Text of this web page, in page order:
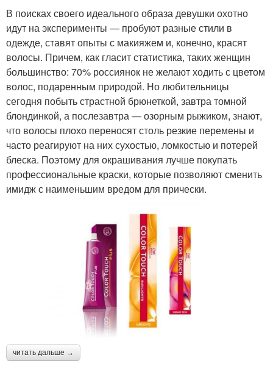
В поисках своего идеального образа девушки охотно
идут на эксперименты — пробуют разные стили в
одежде, ставят опыты с макияжем и, конечно, красят
волосы. Причем, как гласит статистика, таких женщин
большинство: 70% россиянок не желают ходить с цветом
волос, подаренным природой. Но любительницы
сегодня побыть страстной брюнеткой, завтра томной
блондинкой, а послезавтра — озорным рыжиком, знают,
что волосы плохо переносят столь резкие перемены и
часто реагируют на них сухостью, ломкостью и потерей
блеска. Поэтому для окрашивания лучше покупать
профессиональные краски, которые позволяют сменить
имидж с наименьшим вредом для прически.
читать дальше →